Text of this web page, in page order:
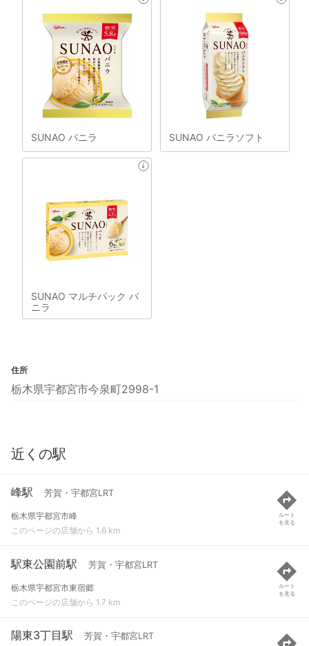
SUNAO バニラ SUNAO バニラソフト
SUNAO マルチパック バ
ニラ
住所
栃木県宇都宮市今泉町2998-1
近くの駅
峰駅 芳賀・宇都宮LRT
栃木県宇都宮市峰
このページの店舗から 1.6 km
ルート
を見る
駅東公園前駅 芳賀・宇都宮LRT
栃木県宇都宮市東宿郷
このページの店舗から 1.7 km
ルート
を見る
陽東3丁目駅 芳賀・宇都宮LRT